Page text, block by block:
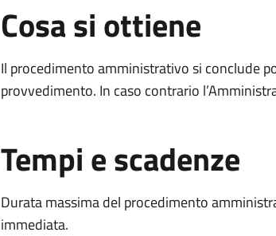
Cosa si ottiene
Il procedimento amministrativo si conclude
provvedimento. In caso contrario
Tempi e scadenze
Durata massima del procedimento
immediata.